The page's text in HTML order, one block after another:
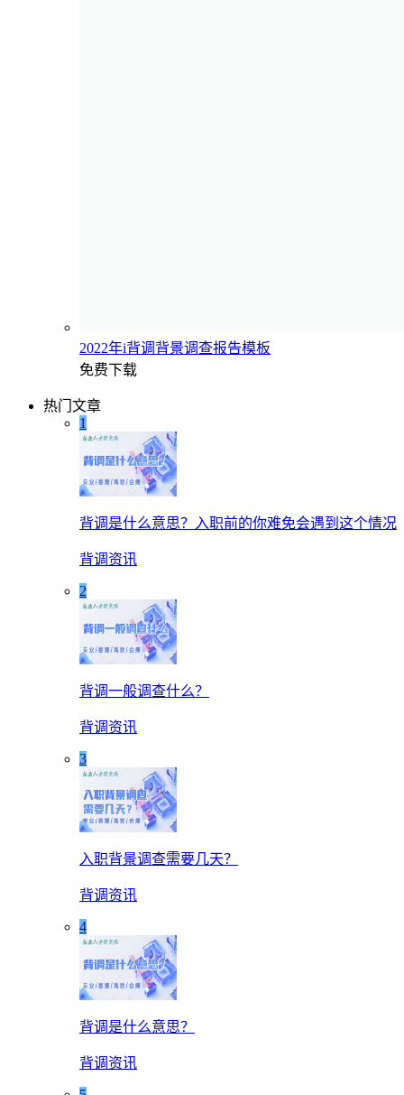
2022年i背调背景调查报告模板
免费下载
热门文章
1
背调是什么意思？入职前的你难免会遇到这个情况
背调资讯
2
背调一般调查什么？
背调资讯
3
入职背景调查需要几天？
背调资讯
4
背调是什么意思？
背调资讯